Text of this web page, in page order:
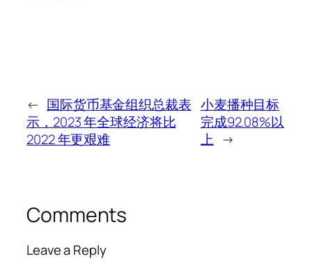
← 国际货币基金组织总裁表
示，2023 年全球经济将比
2022 年更艰难
小麦播种目标
完成92.08%以
上 →
Comments
Leave a Reply